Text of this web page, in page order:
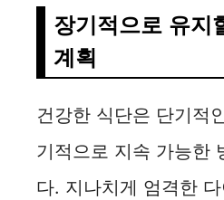
장기적으로 유지
계획
건강한 식단은 단기적
기적으로 지속 가능한
다. 지나치게 엄격한